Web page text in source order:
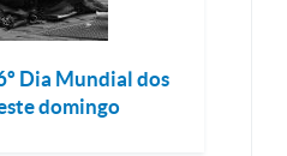
Dia Mundial dos
domingo